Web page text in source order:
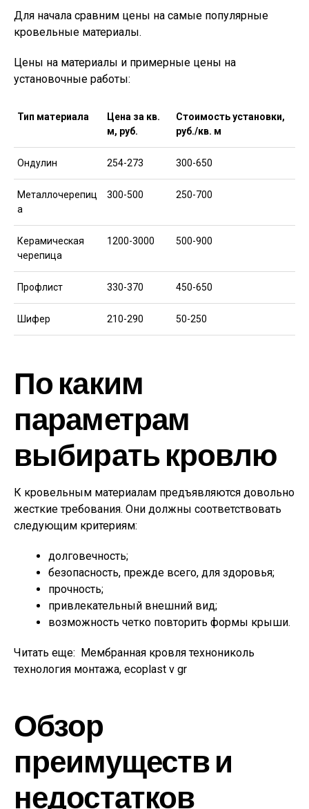
Для начала сравним цены на самые популярные
кровельные материалы.
Цены на материалы и примерные цены на
установочные работы:
Тип материала
Цена за кв.
м, руб.
Стоимость установки,
руб./кв. м
Ондулин 254-273 300-650
Металлочерепиц
а
300-500 250-700
Керамическая
черепица
1200-3000 500-900
Профлист 330-370 450-650
Шифер 210-290 50-250
По каким
параметрам
выбирать кровлю
К кровельным материалам предъявляются довольно
жесткие требования. Они должны соответствовать
следующим критериям:
долговечность;
безопасность, прежде всего, для здоровья;
прочность;
привлекательный внешний вид;
возможность четко повторить формы крыши.
Читать еще: Мембранная кровля технониколь
технология монтажа, ecoplast v gr
Обзор
преимуществ и
недостатков